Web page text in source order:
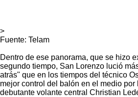
>
Fuente: Telam
Dentro de ese panorama, que se hizo
segundo tiempo, San Lorenzo lució
atrás" que en los tiempos del técnico
mejor control del balón en el medio por
debutante volante central Christian